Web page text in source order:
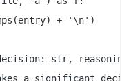
+ '\n')
str,
a significant